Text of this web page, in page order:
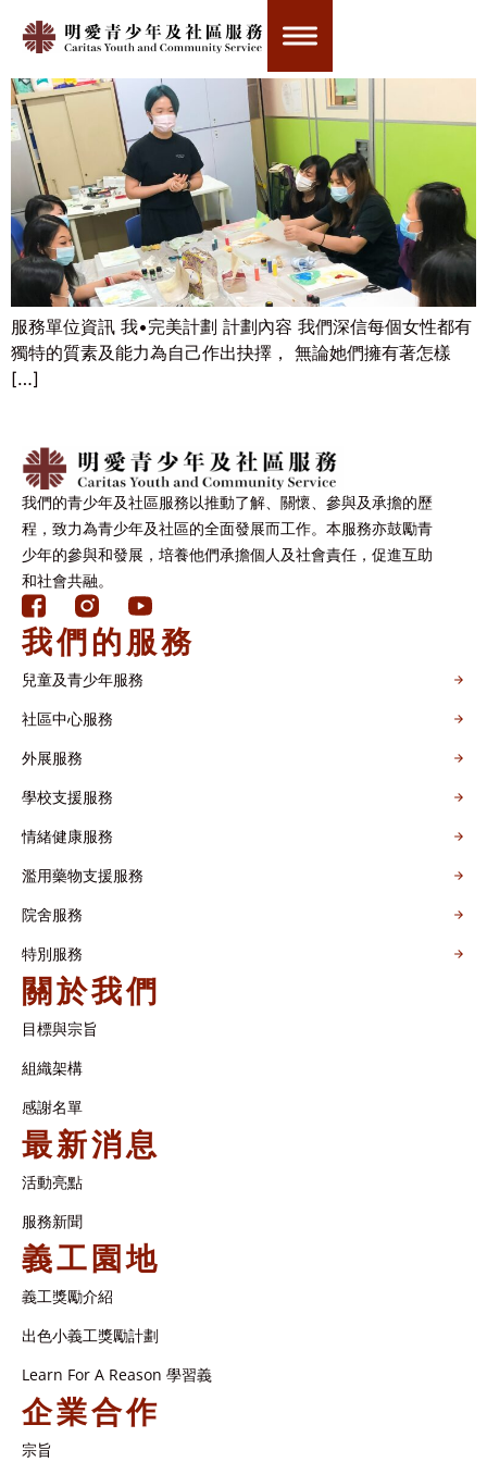
我•完美計劃
服務單位資訊 我•完美計劃 計劃內容 我們深信每個女性都有
獨特的質素及能力為自己作出抉擇， 無論她們擁有著怎樣
[…]
我們的青少年及社區服務以推動了解、關懷、參與及承擔的歷
程，致力為青少年及社區的全面發展而工作。本服務亦鼓勵青
少年的參與和發展，培養他們承擔個人及社會責任，促進互助
和社會共融。
我們的服務
兒童及青少年服務
社區中心服務
外展服務
學校支援服務
情緒健康服務
濫用藥物支援服務
院舍服務
特別服務
關於我們
目標與宗旨
組織架構​
感謝名單​
最新消息
活動亮點
服務新聞
義工園地
義工獎勵介紹
出色小義工獎勵計劃
Learn For A Reason 學習義
企業合作
宗旨